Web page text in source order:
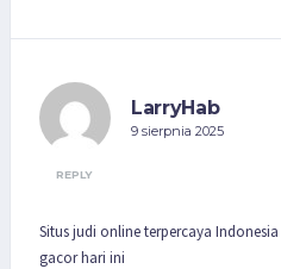
LarryHab
9 sierpnia 2025
REPLY
Situs judi online terpercaya Indonesia
gacor hari ini